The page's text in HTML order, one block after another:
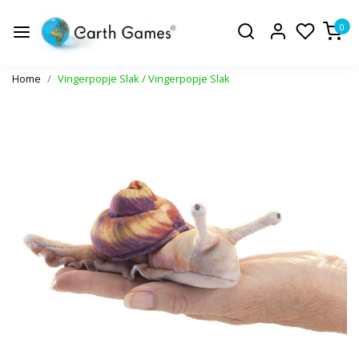
0
Home Vingerpopje Slak / Vingerpopje Slak
Vorige